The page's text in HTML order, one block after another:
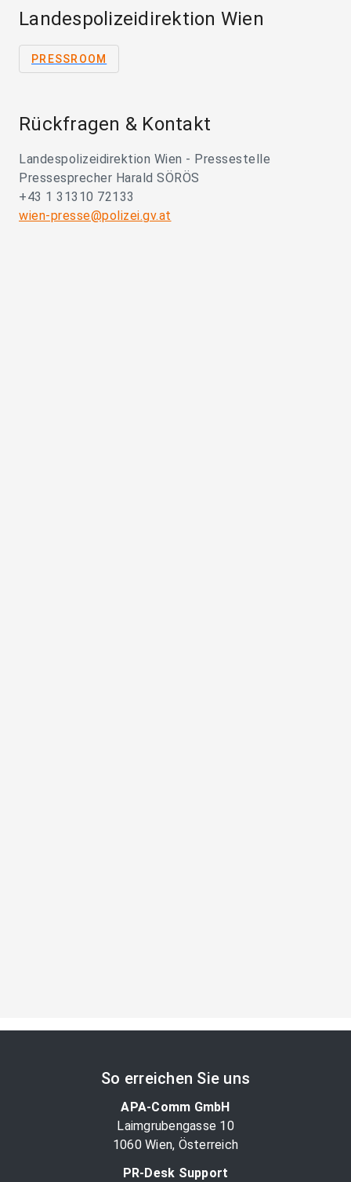
Landespolizeidirektion Wien
PRESSROOM
Rückfragen & Kontakt
Landespolizeidirektion Wien - Pressestelle
Pressesprecher Harald SÖRÖS
+43 1 31310 72133
wien-presse@polizei.gv.at
So erreichen Sie uns
APA-Comm GmbH
Laimgrubengasse 10
1060 Wien, Österreich
PR-Desk Support